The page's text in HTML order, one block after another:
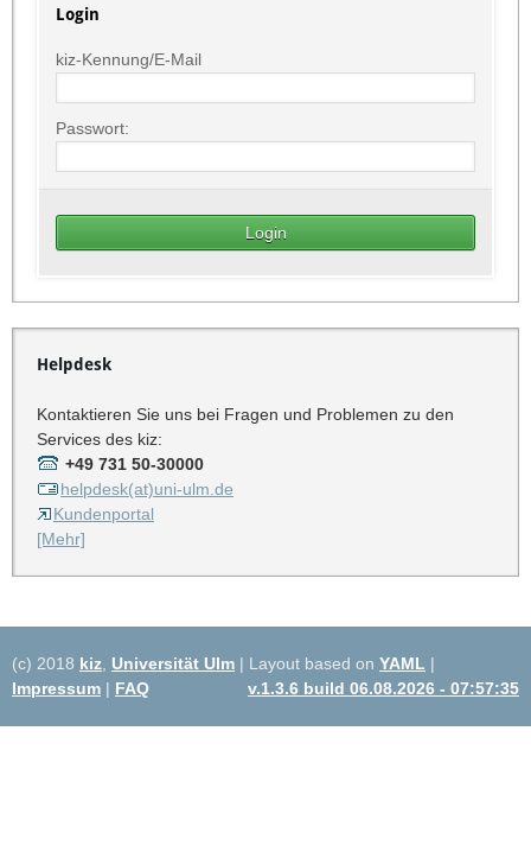
Login
kiz-Kennung/E-Mail
Passwort:
Helpdesk
Kontaktieren Sie uns bei Fragen und Problemen zu den
Services des kiz:
+49 731 50-30000
helpdesk(at)uni-ulm.de
Kundenportal
[Mehr]
(c) 2018 kiz Universität Ulm | Layout based on YAML |
Impressum | FAQ v.1.3.6 build 06.08.2026 - 07:57:35